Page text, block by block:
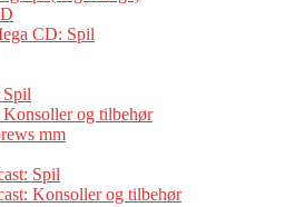
CD: Spil
Spil
Konsoller og tilbehør
mm
Spil
Konsoller og tilbehør